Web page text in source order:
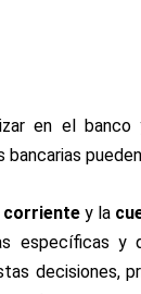
en el
corriente y la
específicas y
decisiones,